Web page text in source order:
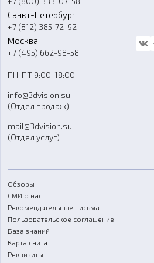
Контакты
Гос. закупки
Стать дилером
Блог
FAQ
Санкт-Петербург
+7 (812) 385-72-92
Москва
+7 (495) 662-98-58
ПН-ПТ 9:00-18:00
info@3dvision.su
(Отдел продаж)
mail@3dvision.su
(Отдел услуг)
Обзоры
СМИ о нас
Рекомендательные письма
Пользовательское соглашение
База знаний
Карта сайта
Реквизиты